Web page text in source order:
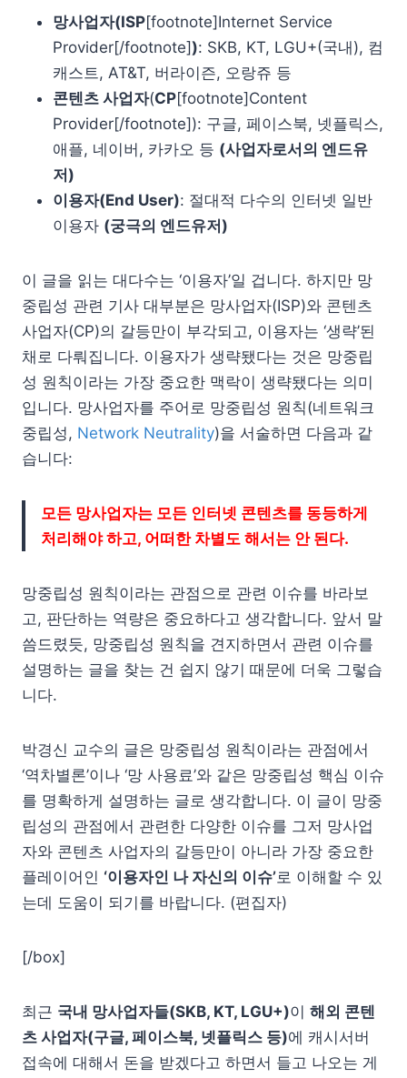
망사업자(ISP[footnote]Internet Service
Provider[/footnote]): SKB, KT, LGU+(국내), 컴
캐스트, AT&T, 버라이즌, 오랑쥬 등
콘텐츠 사업자(CP[footnote]Content
Provider[/footnote]): 구글, 페이스북, 넷플릭스,
애플, 네이버, 카카오 등 (사업자로서의 엔드유
저)
이용자(End User): 절대적 다수의 인터넷 일반
이용자 (궁극의 엔드유저)
이 글을 읽는 대다수는 ‘이용자’일 겁니다. 하지만 망
중립성 관련 기사 대부분은 망사업자(ISP)와 콘텐츠
사업자(CP)의 갈등만이 부각되고, 이용자는 ‘생략’된
채로 다뤄집니다. 이용자가 생략됐다는 것은 망중립
성 원칙이라는 가장 중요한 맥락이 생략됐다는 의미
입니다. 망사업자를 주어로 망중립성 원칙(네트워크
중립성, Network Neutrality)을 서술하면 다음과 같
습니다:
모든 망사업자는 모든 인터넷 콘텐츠를 동등하게
처리해야 하고, 어떠한 차별도 해서는 안 된다.
망중립성 원칙이라는 관점으로 관련 이슈를 바라보
고, 판단하는 역량은 중요하다고 생각합니다. 앞서 말
씀드렸듯, 망중립성 원칙을 견지하면서 관련 이슈를
설명하는 글을 찾는 건 쉽지 않기 때문에 더욱 그렇습
니다.
박경신 교수의 글은 망중립성 원칙이라는 관점에서
‘역차별론’이나 ‘망 사용료’와 같은 망중립성 핵심 이슈
를 명확하게 설명하는 글로 생각합니다. 이 글이 망중
립성의 관점에서 관련한 다양한 이슈를 그저 망사업
자와 콘텐츠 사업자의 갈등만이 아니라 가장 중요한
플레이어인 ‘이용자인 나 자신의 이슈’로 이해할 수 있
는데 도움이 되기를 바랍니다. (편집자)
[/box]
최근 국내 망사업자들(SKB, KT, LGU+)이 해외 콘텐
츠 사업자(구글, 페이스북, 넷플릭스 등)에 캐시서버
접속에 대해서 돈을 받겠다고 하면서 들고 나오는 게